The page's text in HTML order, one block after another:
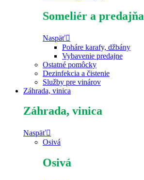
Someliér a predajňa
Naspäť
Poháre karafy, džbány
Vybavenie predajne
Ostatné pomôcky
Dezinfekcia a čistenie
Služby pre vinárov
Záhrada, vinica
Záhrada, vinica
Naspäť
Osivá
Osivá